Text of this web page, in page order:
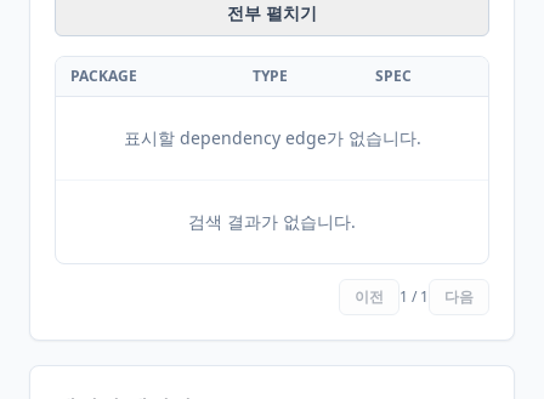
전부 펼치기
PACKAGE TYPE SPEC
표시할 dependency edge가 없습니다.
검색 결과가 없습니다.
이전 1 / 1 다음